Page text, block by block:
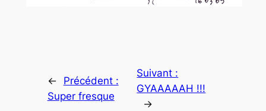
←
Précédent :
Super fresque
Suivant :
GYAAAAAH !!!
→